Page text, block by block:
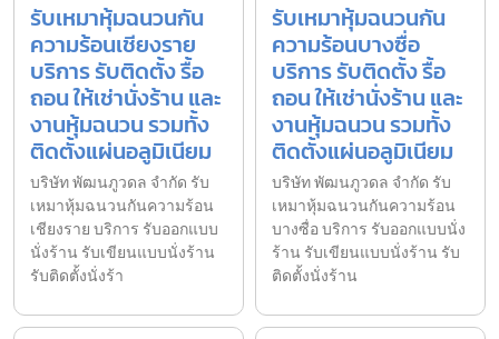
รับเหมาหุ้มฉนวนกัน
ความร้อนเชียงราย
บริการ รับติดตั้ง รื้อ
ถอน ให้เช่านั่งร้าน และ
งานหุ้มฉนวน รวมทั้ง
ติดตั้งแผ่นอลูมิเนียม
บริษัท พัฒนภูวดล จำกัด รับ
เหมาหุ้มฉนวนกันความร้อน
เชียงราย บริการ รับออกแบบ
นั่งร้าน รับเขียนแบบนั่งร้าน
รับติดตั้งนั่งร้า
รับเหมาหุ้มฉนวนกัน
ความร้อนบางซื่อ
บริการ รับติดตั้ง รื้อ
ถอน ให้เช่านั่งร้าน และ
งานหุ้มฉนวน รวมทั้ง
ติดตั้งแผ่นอลูมิเนียม
บริษัท พัฒนภูวดล จำกัด รับ
เหมาหุ้มฉนวนกันความร้อน
บางซื่อ บริการ รับออกแบบนั่ง
ร้าน รับเขียนแบบนั่งร้าน รับ
ติดตั้งนั่งร้าน